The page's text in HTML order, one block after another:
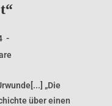
„Die
über einen